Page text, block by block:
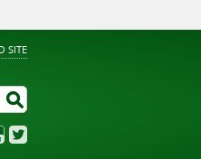
SITE
YouTube